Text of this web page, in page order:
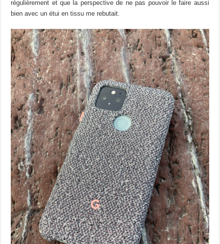
régulièrement et que la perspective de ne pas pouvoir le faire aussi
bien avec un étui en tissu me rebutait.